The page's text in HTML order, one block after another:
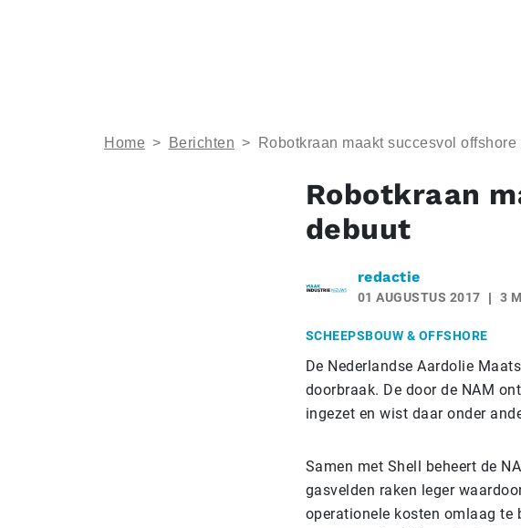
Home > Berichten > Robotkraan maakt succesvol offshore
Robotkraan
debuut
redactie
01 AUGUSTUS 2017 3
SCHEEPSBOUW & OFFSHORE
De Nederlandse Aardolie
doorbraak. De door de NAM
ingezet en wist daar onder
Samen met Shell beheert de
gasvelden raken leger
operationele kosten omlaag te